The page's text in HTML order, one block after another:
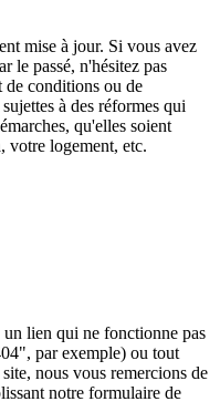
mise à jour. Si vous avez
le passé, n'hésitez pas
de conditions ou de
à des réformes qui
qu'elles soient
votre logement, etc.
lien qui ne fonctionne pas
par exemple) ou tout
nous vous remercions de
notre formulaire de